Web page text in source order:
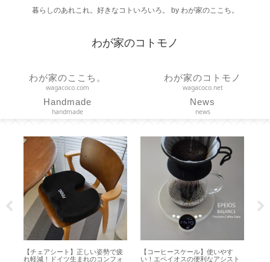
暮らしのあれこれ。好きなコトいろいろ。 by わが家のここち。
わが家のコトモノ
わが家のここち。
wagacoco.com
わが家のコトモノ
wagacoco.net
Handmade
handmade
News
news
【固形ハンドクリーム】エディン
バラナチュラルスキンケア
【履くだけトレーニング】体幹を
鍛える効果あり？スリエット外履